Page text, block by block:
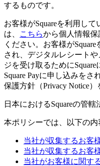
するものです。
お客様がSquareを利用し
は、
こちらから個人情報保
ください。お客様が
され、デジタルレシート
ジを受け取るために
Square Payに申し込みをさ
保護方針（Privacy Notice）
日本におけるSquareの管轄
本ポリシーでは、以下の内
当社が収集するお客
当社が収集するお客
当社がお客様に関す